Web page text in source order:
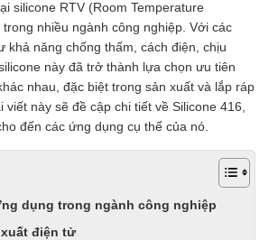
silicone RTV (Room Temperature
nhiều ngành công nghiệp. Với các
khả năng chống thấm, cách điện, chịu
này đã trở thành lựa chọn ưu tiên
nhau, đặc biệt trong sản xuất và lắp ráp
này sẽ đề cập chi tiết về Silicone 416,
đến các ứng dụng cụ thể của nó.
dụng trong ngành công nghiệp
điện tử